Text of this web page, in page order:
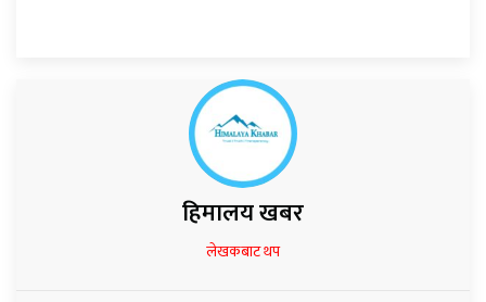
हिमालय खबर
लेखकबाट थप